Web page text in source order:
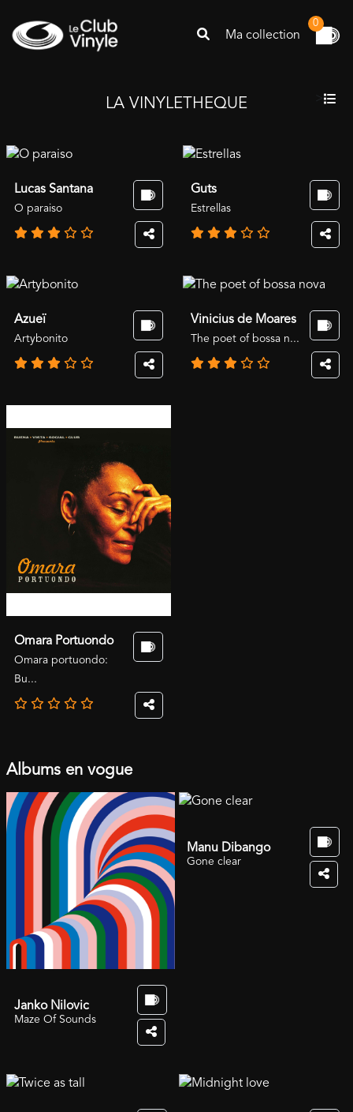
Ma collection
0
LA VINYLETHEQUE
Lucas Santana
O paraiso
Guts
Estrellas
Azueï
Artybonito
Vinicius de Moares
The poet of bossa n...
Omara Portuondo
Omara portuondo:
Bu...
Albums en vogue
Janko Nilovic
Maze Of Sounds
Manu Dibango
Gone clear